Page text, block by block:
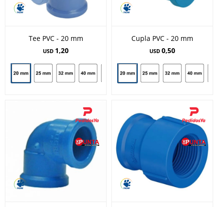
Tee PVC - 20 mm
USD 1,20
Cupla PVC - 20 mm
USD 0,50